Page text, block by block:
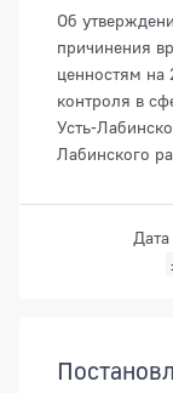
Об
причинения
ценностям на
контроля в
Усть-
Лабинского